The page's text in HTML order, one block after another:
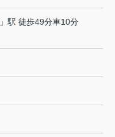
」駅 徒歩49分車10分